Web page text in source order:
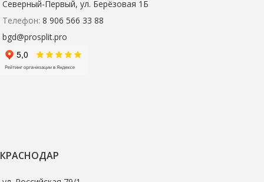
Северный-Первый, ул. Берёзовая 1Б
Телефон: 8 906 566 33 88
bgd@prosplit.pro
КРАСНОДАР